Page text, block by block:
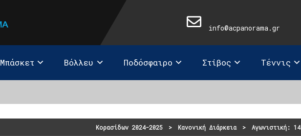
info@acpanorama.gr
Μπάσκετ Βόλλευ Ποδόσφαιρο Στίβος Τέννις
Κορασίδων 2024-2025 > Κανονική Διάρκεια > Αγωνιστική: 14